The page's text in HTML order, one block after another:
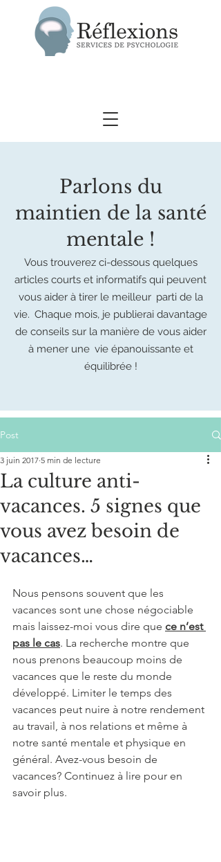
Parlons du
maintien de la santé
mentale !
Vous trouverez ci-dessous quelques
articles courts et informatifs qui peuvent
vous aider à tirer le meilleur parti de la
vie. Chaque mois, je publierai davantage
de conseils sur la manière de vous aider
à mener une vie épanouissante et
équilibrée !
Post
La culture anti-
vacances. 5 signes que
vous avez besoin de
vacances…
3 juin 2017 5 min de lecture
Nous pensons souvent que les
vacances sont une chose négociable
mais laissez-moi vous dire que ce n’est
pas le cas. La recherche montre que
nous prenons beaucoup moins de
vacances que le reste du monde
développé. Limiter le temps des
vacances peut nuire à notre rendement
au travail, à nos relations et même à
notre santé mentale et physique en
général. Avez-vous besoin de
vacances? Continuez à lire pour en
savoir plus.